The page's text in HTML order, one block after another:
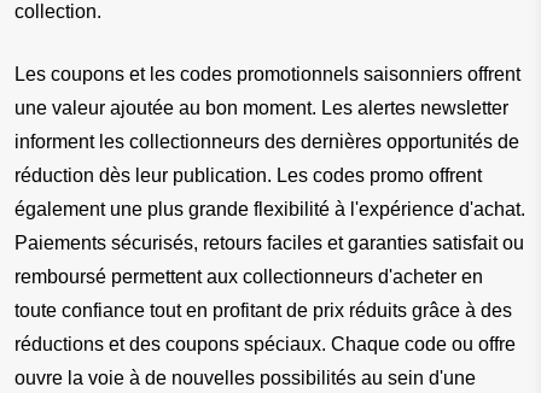
collection.
Les coupons et les codes promotionnels saisonniers offrent
une valeur ajoutée au bon moment. Les alertes newsletter
informent les collectionneurs des dernières opportunités de
réduction dès leur publication. Les codes promo offrent
également une plus grande flexibilité à l'expérience d'achat.
Paiements sécurisés, retours faciles et garanties satisfait ou
remboursé permettent aux collectionneurs d'acheter en
toute confiance tout en profitant de prix réduits grâce à des
réductions et des coupons spéciaux. Chaque code ou offre
ouvre la voie à de nouvelles possibilités au sein d'une